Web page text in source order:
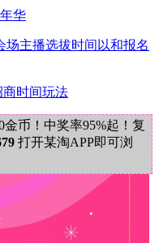
华
场主播选拔时间以和报名
商时间玩法
币！中奖率95%起！复
打开某淘APP即可浏